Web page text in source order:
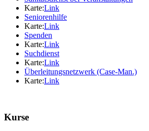
Karte:Link
Seniorenhilfe
Karte:Link
Spenden
Karte:Link
Suchdienst
Karte:Link
Überleitungsnetzwerk (Case-Man.)
Karte:Link
Kurse